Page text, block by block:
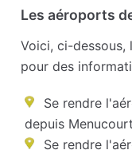
Les aéroports
Voici, ci-
pour des
Se rendre
depuis
Se rendre